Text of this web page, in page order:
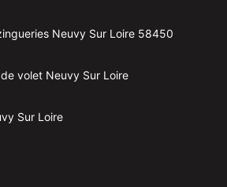
Neuvy Sur Loire 58450
volet Neuvy Sur Loire
Sur Loire